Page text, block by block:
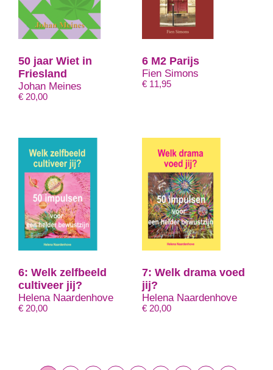
50 jaar Wiet in
Friesland
Johan Meines
€ 20,00
6 M2 Parijs
Fien Simons
€ 11,95
6: Welk zelfbeeld
cultiveer jij?
Helena Naardenhove
€ 20,00
7: Welk drama voed
jij?
Helena Naardenhove
€ 20,00